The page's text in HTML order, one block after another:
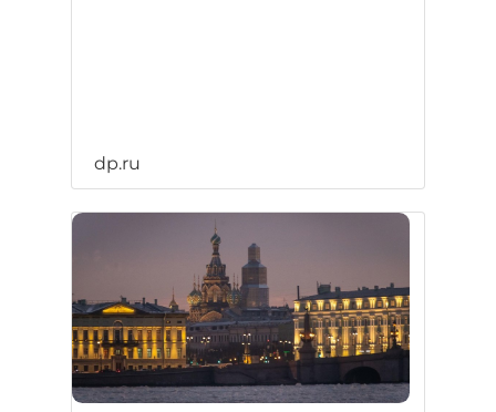
dp.ru